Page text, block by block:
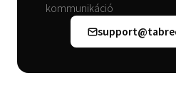
kommunikáció